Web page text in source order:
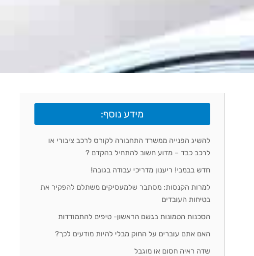
מידע נוסף:
להשיג הפנייה ממשרד התחבורה לקורס לרכב ציבורי או
לרכב כבד – מדוע חשוב להתחיל בהקדם ?
חדש בבמבי! ריענון מדריכי עבודה בגובה!
למרות הקנסות: מסתבר שלמעסיקים משתלם להפקיר את
בטיחות העובדים
הסכנות הטמונות בגשם הראשון- טיפים להתמודדות
האם אתם עוברים על החוק מבלי להיות מודעים לכך?
שדה ראיה חסום או מוגבל